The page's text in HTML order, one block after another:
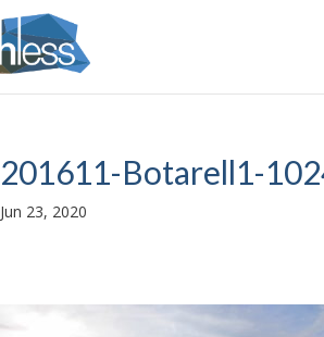
201611-Botarell1-
Jun 23, 2020